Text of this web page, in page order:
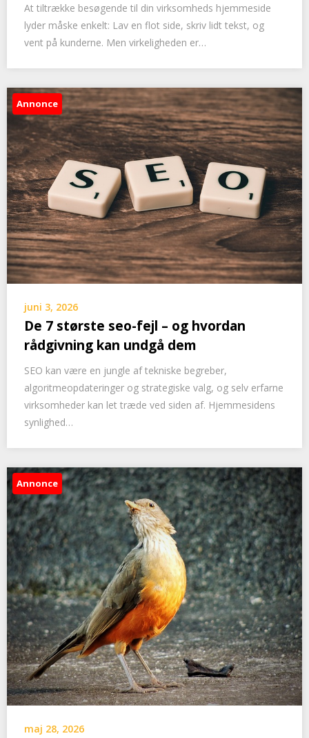
At tiltrække besøgende til din virksomheds hjemmeside
lyder måske enkelt: Lav en flot side, skriv lidt tekst, og
vent på kunderne. Men virkeligheden er…
Annonce
juni 3, 2026
De 7 største seo-fejl – og hvordan
rådgivning kan undgå dem
SEO kan være en jungle af tekniske begreber,
algoritmeopdateringer og strategiske valg, og selv erfarne
virksomheder kan let træde ved siden af. Hjemmesidens
synlighed…
Annonce
maj 28, 2026